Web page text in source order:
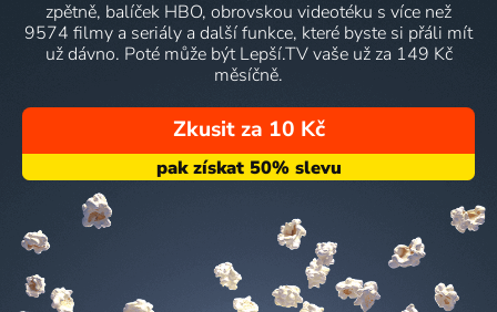
zpětně, balíček HBO, obrovskou videotéku s více než
9574 filmy a seriály a další funkce, které byste si přáli mít
už dávno. Poté může být Lepší.TV vaše už za 149 Kč
měsíčně.
Zkusit za 10 Kč